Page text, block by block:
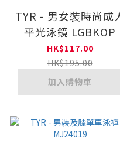
TYR - 男女裝時尚成
平光泳鏡 LGBKOP
HK$117.00
HK$195.00
加入購物車